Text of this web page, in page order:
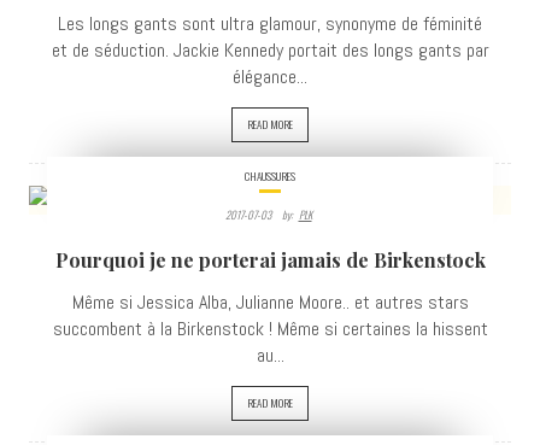
Les longs gants sont ultra glamour, synonyme de féminité
et de séduction. Jackie Kennedy portait des longs gants par
élégance...
READ MORE
VIEWS
CHAUSSURES
2017-07-03 By: PLK
Pourquoi je ne porterai jamais de Birkenstock
Même si Jessica Alba, Julianne Moore.. et autres stars
succombent à la Birkenstock ! Même si certaines la hissent
au...
READ MORE